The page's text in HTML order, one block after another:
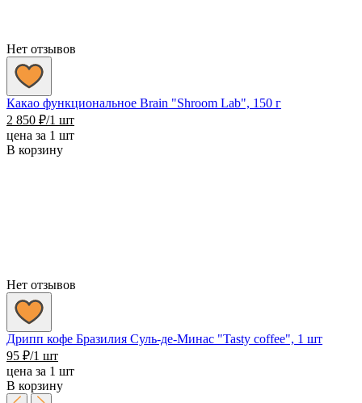
Нет отзывов
Какао функциональное Brain "Shroom Lab", 150 г
2 850 ₽/1 шт
цена за 1 шт
В корзину
Нет отзывов
Дрипп кофе Бразилия Суль-де-Минас "Tasty coffee", 1 шт
95 ₽/1 шт
цена за 1 шт
В корзину